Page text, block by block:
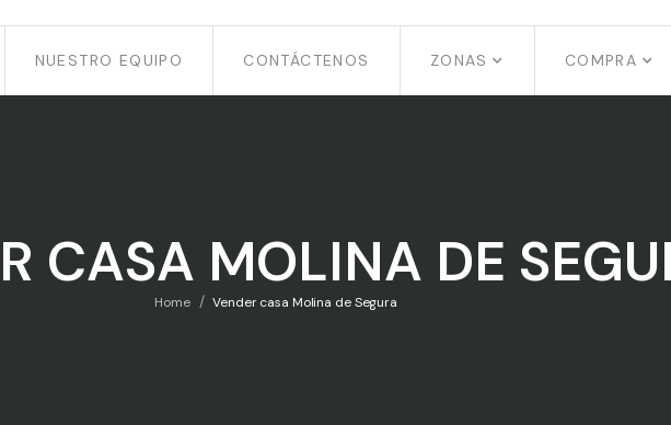
NUESTRO EQUIPO CONTÁCTENOS ZONAS COMPRA
CASA MOLINA DE
Home / Vender casa Molina de Segura